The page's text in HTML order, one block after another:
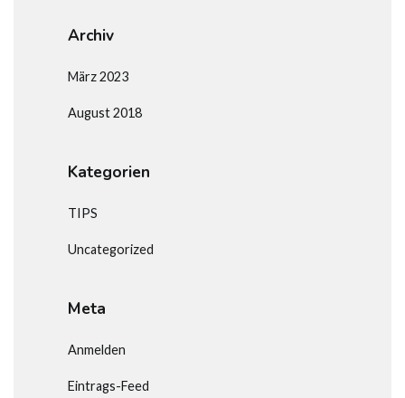
Archiv
März 2023
August 2018
Kategorien
TIPS
Uncategorized
Meta
Anmelden
Eintrags-Feed